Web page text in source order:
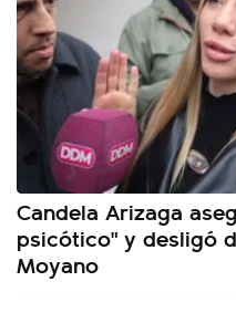
Candela Arizaga
psicótico" y desligó
Moyano